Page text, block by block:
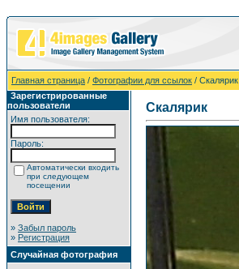
Главная страница / Фотографии для ссылок / Скалярик
Зарегистрированные
пользователи
Имя пользователя:
Пароль:
Автоматически входить
при следующем
посещении
» Забыл пароль
» Регистрация
Случайная фотография
Скалярик